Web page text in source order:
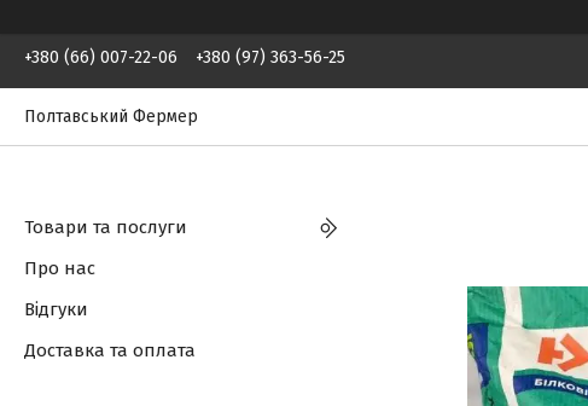
+380 (66) 007-22-06 +380 (97) 363-56-25
Полтавський Фермер
Товари та послуги
Про нас
Відгуки
Доставка та оплата